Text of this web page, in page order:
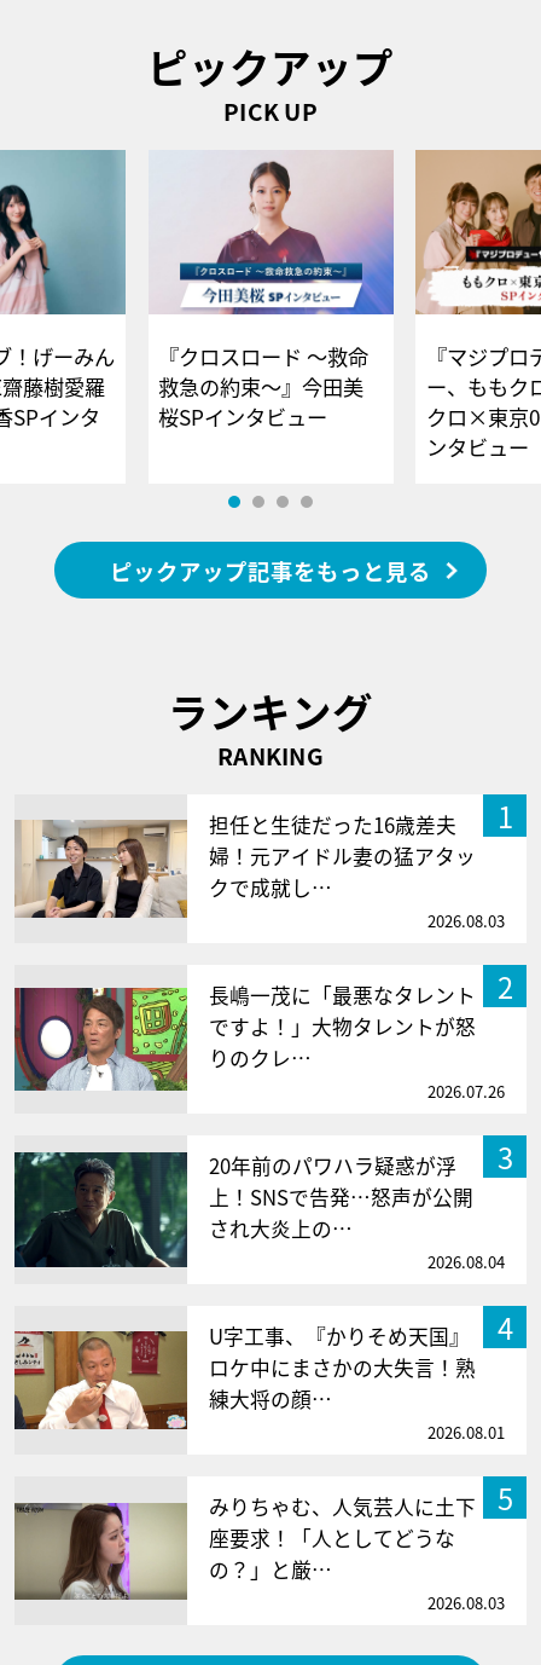
ピックアップ
PICK UP
！げーみん
藤樹愛羅
SPインタ
『クロスロード ～救命
救急の約束～』今田美
桜SPインタビュー
『マジプロ
ー、ももク
クロ×東京
ンタビュー
ピックアップ記事をもっと見る
ランキング
RANKING
1
担任と生徒だった16歳差夫
婦！元アイドル妻の猛アタッ
クで成就し…
2026.08.03
2
長嶋一茂に「最悪なタレント
ですよ！」大物タレントが怒
りのクレ…
2026.07.26
3
20年前のパワハラ疑惑が浮
上！SNSで告発…怒声が公開
され大炎上の…
2026.08.04
4
U字工事、『かりそめ天国』
ロケ中にまさかの大失言！熟
練大将の顔…
2026.08.01
5
みりちゃむ、人気芸人に土下
座要求！「人としてどうな
の？」と厳…
2026.08.03